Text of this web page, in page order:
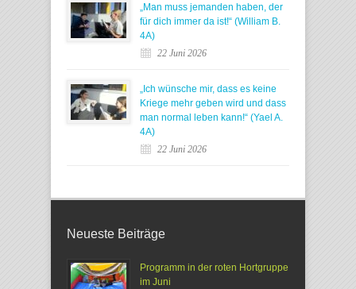
„Man muss jemanden haben, der
für dich immer da ist!“ (William B.
4A)
22 Juni 2026
„Ich wünsche mir, dass es keine
Kriege mehr geben wird und dass
man normal leben kann!“ (Yael A.
4A)
22 Juni 2026
Neueste Beiträge
Programm in der roten Hortgruppe
im Juni